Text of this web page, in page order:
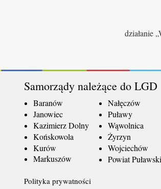
działanie
Samorządy należące do LGD
Baranów
Janowiec
Kazimierz Dolny
Końskowola
Kurów
Markuszów
Nałęczów
Puławy
Wąwolnica
Żyrzyn
Wojciechów
Powiat Puławski
Polityka prywatności